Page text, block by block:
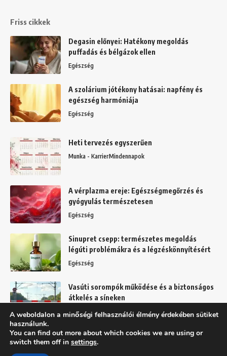
Friss cikkek
Degasin előnyei: Hatékony megoldás
puffadás és bélgázok ellen
Egészség
A szolárium jótékony hatásai: napfény és
egészség harmóniája
Egészség
Heti tervezés egyszerűen
Munka - KarrierMindennapok
A vérplazma ereje: Egészségmegőrzés és
gyógyulás természetesen
Egészség
Sinupret csepp: természetes megoldás
légúti problémákra és a légzéskönnyítésért
Egészség
Vasúti sorompók működése és a biztonságos
átkelés a síneken
Mindennapok
Felhasználási feltételek
A weboldalon a minőségi felhasználói élmény érdekében sütiket
használunk.
You can find out more about which cookies we are using or
switch them off in settings.